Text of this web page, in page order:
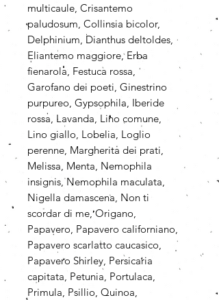
multicaule, Crisantemo
paludosum, Collinsia bicolor,
Delphinium, Dianthus deltoldes,
Eliantemo maggiore, Erba
fienarola, Festuca rossa,
Garofano dei poeti, Ginestrino
purpureo, Gypsophila, Iberide
rossa, Lavanda, Lino comune,
Lino giallo, Lobelia, Loglio
perenne, Margherita dei prati,
Melissa, Menta, Nemophila
insignis, Nemophila maculata,
Nigella damascena, Non ti
scordar di me, Origano,
Papavero, Papavero californiano,
Papavero scarlatto caucasico,
Papavero Shirley, Persicaria
capitata, Petunia, Portulaca,
Primula, Psillio, Quinoa,